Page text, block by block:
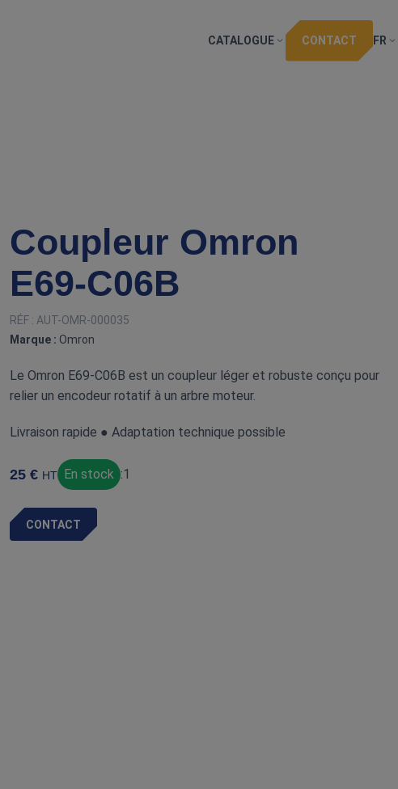
CATALOGUE CONTACT FR
Coupleur Omron
E69‑C06B
RÉF : AUT-OMR-000035
Marque : Omron
Le Omron E69‑C06B est un coupleur léger et robuste conçu pour
relier un encodeur rotatif à un arbre moteur.
Livraison rapide ● Adaptation technique possible
25 € HT En stock :1
CONTACT